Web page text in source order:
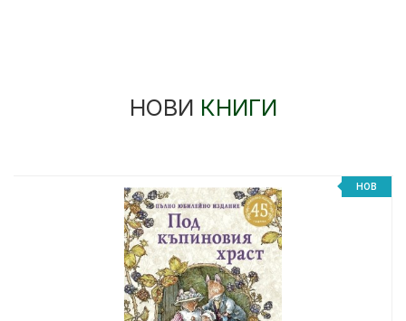
НОВИ КНИГИ
НОВ